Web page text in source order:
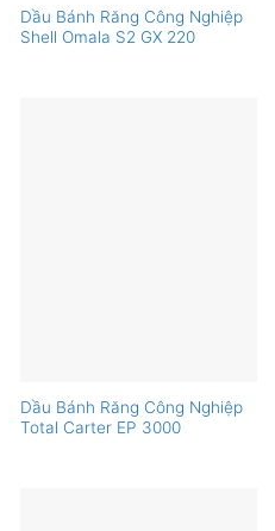
Dầu Bánh Răng Công Nghiệp
Shell Omala S2 GX 220
Dầu Bánh Răng Công Nghiệp
Total Carter EP 3000